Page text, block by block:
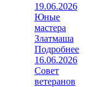
19.06.2026
Юные
мастера
Златмаша
Подробнее
16.06.2026
Совет
ветеранов